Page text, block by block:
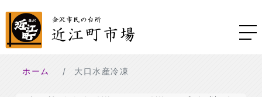
ホーム 大口水産冷凍